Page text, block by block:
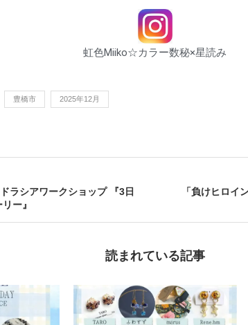
虹色Miiko☆カラー数秘×星読み
豊橋市 2025年12月
ラシアワークショップ 『3日
ー』
「負けヒロイ
読まれている記事